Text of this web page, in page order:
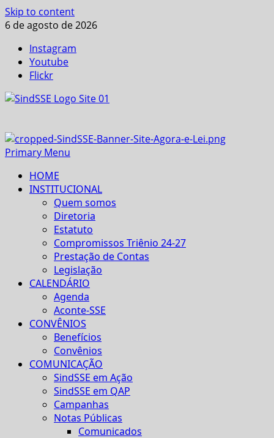
Skip to content
6 de agosto de 2026
Instagram
Youtube
Flickr
Primary Menu
HOME
INSTITUCIONAL
Quem somos
Diretoria
Estatuto
Compromissos Triênio 24-27
Prestação de Contas
Legislação
CALENDÁRIO
Agenda
Aconte-SSE
CONVÊNIOS
Benefícios
Convênios
COMUNICAÇÃO
SindSSE em Ação
SindSSE em QAP
Campanhas
Notas Públicas
Comunicados